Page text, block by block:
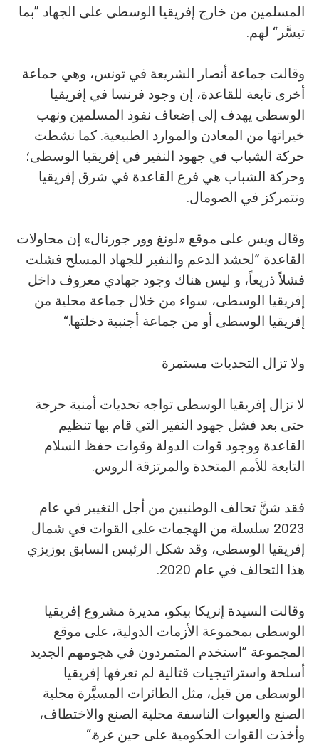
المسلمين من خارج إفريقيا الوسطى على الجهاد ”بما
تيسَّر“ لهم.
وقالت جماعة أنصار الشريعة في تونس، وهي جماعة
أخرى تابعة للقاعدة، إن وجود فرنسا في إفريقيا
الوسطى يهدف إلى إضعاف نفوذ المسلمين ونهب
خيراتها من المعادن والموارد الطبيعية. كما نشطت
حركة الشباب في جهود النفير في إفريقيا الوسطى؛
وحركة الشباب هي فرع القاعدة في شرق إفريقيا
وتتمركز في الصومال.
وقال ويس على موقع «لونغ وور جورنال» إن محاولات
القاعدة ”لحشد الدعم والنفير للجهاد المسلح فشلت
فشلاً ذريعاً، و ليس هناك وجود جهادي معروف داخل
إفريقيا الوسطى، سواء من خلال جماعة محلية من
إفريقيا الوسطى أو من جماعة أجنبية دخلتها.“
ولا تزال التحديات مستمرة
لا تزال إفريقيا الوسطى تواجه تحديات أمنية حرجة
حتى بعد فشل جهود النفير التي قام بها تنظيم
القاعدة ووجود قوات الدولة وقوات حفظ السلام
التابعة للأمم المتحدة والمرتزقة الروس.
فقد شنَّ تحالف الوطنيين من أجل التغيير في عام
2023 سلسلة من الهجمات على القوات في شمال
إفريقيا الوسطى، وقد شكل الرئيس السابق بوزيزي
هذا التحالف في عام 2020.
وقالت السيدة إنريكا بيكو، مديرة مشروع إفريقيا
الوسطى بمجموعة الأزمات الدولية، على موقع
المجموعة ”استخدم المتمردون في هجومهم الجديد
أسلحة واستراتيجيات قتالية لم تعرفها إفريقيا
الوسطى من قبل، مثل الطائرات المسيَّرة محلية
الصنع والعبوات الناسفة محلية الصنع والاختطاف،
وأخذت القوات الحكومية على حين غرة.“